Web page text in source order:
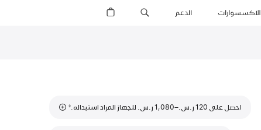
الاكسسوارات الدعم
احصل على 120 ر.س.‏–1,080 ر.س.‏ للجهاز المراد استبداله.
حاشية
◊